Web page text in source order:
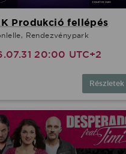
Produkció fellépés
Rendezvénypark
20:00 UTC+2
Részletek